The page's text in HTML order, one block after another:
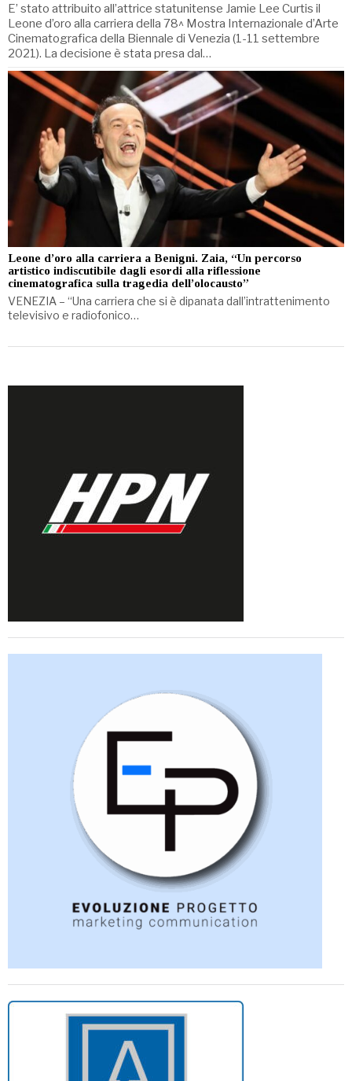
E’ stato attribuito all’attrice statunitense Jamie Lee Curtis il
Leone d’oro alla carriera della 78^ Mostra Internazionale d’Arte
Cinematografica della Biennale di Venezia (1-11 settembre
2021). La decisione è stata presa dal…
Leone d’oro alla carriera a Benigni. Zaia, “Un percorso
artistico indiscutibile dagli esordi alla riflessione
cinematografica sulla tragedia dell’olocausto”
VENEZIA – “Una carriera che si è dipanata dall’intrattenimento
televisivo e radiofonico…